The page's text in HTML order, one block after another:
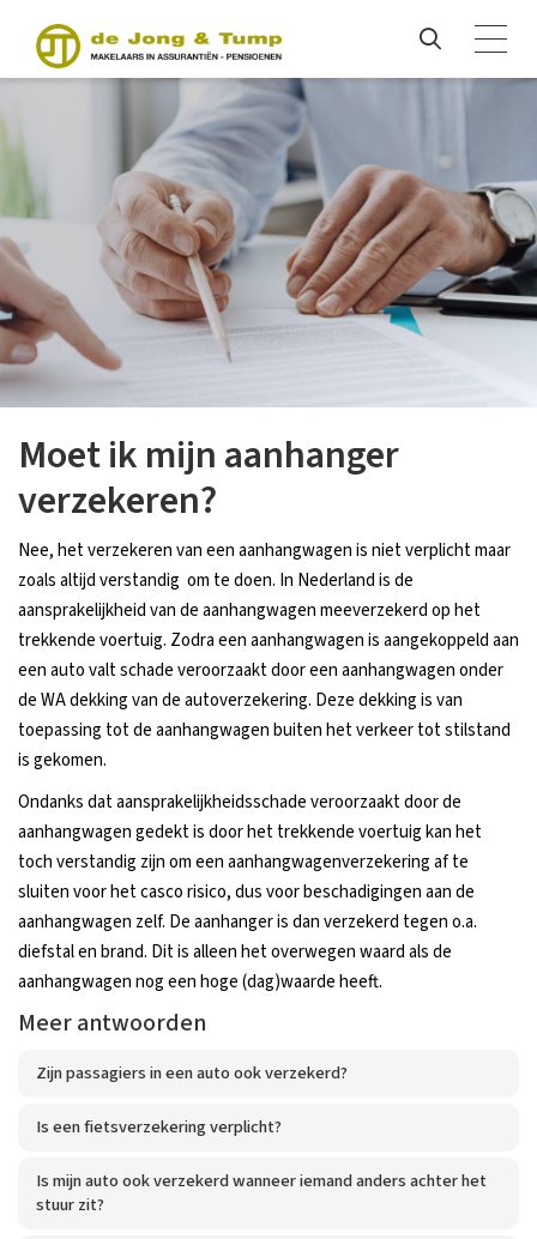
Moet ik mijn aanhanger
verzekeren?
Nee, het verzekeren van een aanhangwagen is niet verplicht maar
zoals altijd verstandig om te doen. In Nederland is de
aansprakelijkheid van de aanhangwagen meeverzekerd op het
trekkende voertuig. Zodra een aanhangwagen is aangekoppeld aan
een auto valt schade veroorzaakt door een aanhangwagen onder
de WA dekking van de autoverzekering. Deze dekking is van
toepassing tot de aanhangwagen buiten het verkeer tot stilstand
is gekomen.
Ondanks dat aansprakelijkheidsschade veroorzaakt door de
aanhangwagen gedekt is door het trekkende voertuig kan het
toch verstandig zijn om een aanhangwagenverzekering af te
sluiten voor het casco risico, dus voor beschadigingen aan de
aanhangwagen zelf. De aanhanger is dan verzekerd tegen o.a.
diefstal en brand. Dit is alleen het overwegen waard als de
aanhangwagen nog een hoge (dag)waarde heeft.
Meer antwoorden
Zijn passagiers in een auto ook verzekerd?
Is een fietsverzekering verplicht?
Is mijn auto ook verzekerd wanneer iemand anders achter het
stuur zit?